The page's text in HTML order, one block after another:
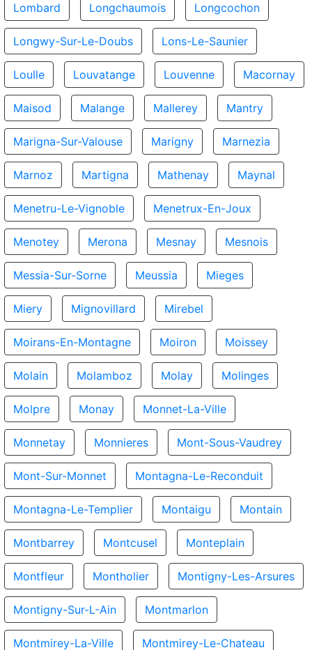
Lombard Longchaumois Longcochon
Longwy-Sur-Le-Doubs Lons-Le-Saunier
Loulle Louvatange Louvenne Macornay
Maisod Malange Mallerey Mantry
Marigna-Sur-Valouse Marigny Marnezia
Marnoz Martigna Mathenay Maynal
Menetru-Le-Vignoble Menetrux-En-Joux
Menotey Merona Mesnay Mesnois
Messia-Sur-Sorne Meussia Mieges
Miery Mignovillard Mirebel
Moirans-En-Montagne Moiron Moissey
Molain Molamboz Molay Molinges
Molpre Monay Monnet-La-Ville
Monnetay Monnieres Mont-Sous-Vaudrey
Mont-Sur-Monnet Montagna-Le-Reconduit
Montagna-Le-Templier Montaigu Montain
Montbarrey Montcusel Monteplain
Montfleur Montholier Montigny-Les-Arsures
Montigny-Sur-L-Ain Montmarlon
Montmirey-La-Ville Montmirey-Le-Chateau